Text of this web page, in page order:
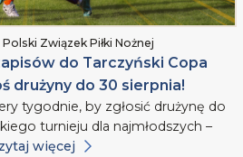
Związek Piłki Nożnej
do Tarczyński Copa
drużyny do 30 sierpnia!
tygodnie, by zgłosić drużynę do
turnieju dla najmłodszych –
więcej